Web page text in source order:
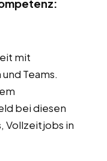
mit
Teams.
bei diesen
Vollzeitjobs in